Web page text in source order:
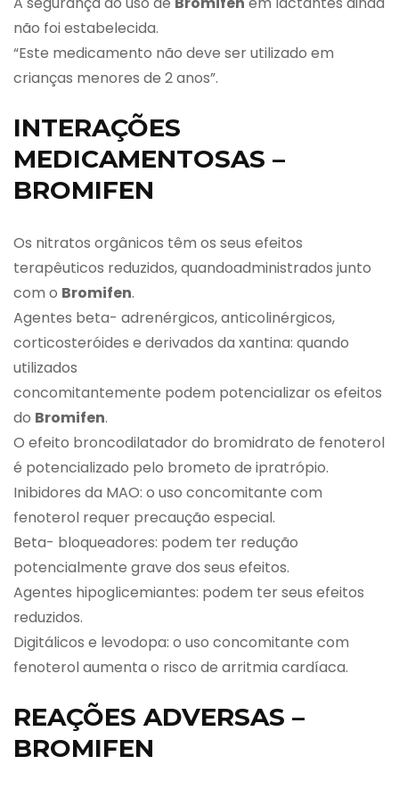
não foi estabelecida.
“Este medicamento não deve ser utilizado em
crianças menores de 2 anos”.
INTERAÇÕES
MEDICAMENTOSAS –
BROMIFEN
Os nitratos orgânicos têm os seus efeitos
terapêuticos reduzidos, quandoadministrados junto
com o Bromifen.
Agentes beta- adrenérgicos, anticolinérgicos,
corticosteróides e derivados da xantina: quando
utilizados
concomitantemente podem potencializar os efeitos
do Bromifen.
O efeito broncodilatador do bromidrato de fenoterol
é potencializado pelo brometo de ipratrópio.
Inibidores da MAO: o uso concomitante com
fenoterol requer precaução especial.
Beta- bloqueadores: podem ter redução
potencialmente grave dos seus efeitos.
Agentes hipoglicemiantes: podem ter seus efeitos
reduzidos.
Digitálicos e levodopa: o uso concomitante com
fenoterol aumenta o risco de arritmia cardíaca.
REAÇÕES ADVERSAS –
BROMIFEN